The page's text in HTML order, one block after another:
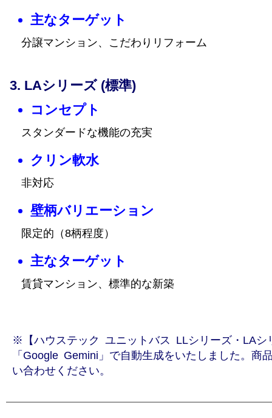
主なターゲット
分譲マンション、こだわりリフォーム
LAシリーズ (標準)
コンセプト
スタンダードな機能の充実
クリン軟水
非対応
壁柄バリエーション
限定的（8柄程度）
主なターゲット
賃貸マンション、標準的な新築
※【ハウステック ユニットバス LLシリーズ・LAシ
「Google Gemini」で自動生成をいたしました。商
い合わせください。